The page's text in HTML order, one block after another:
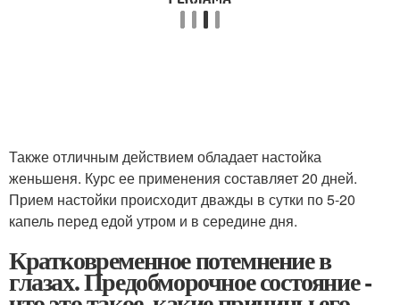
Также отличным действием обладает настойка
женьшеня. Курс ее применения составляет 20 дней.
Прием настойки происходит дважды в сутки по 5-20
капель перед едой утром и в середине дня.
Кратковременное потемнение в
глазах. Предобморочное состояние -